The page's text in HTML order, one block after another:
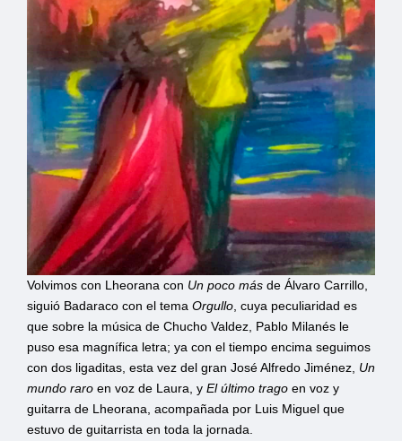
Volvimos con Lheorana con Un poco más de Álvaro Carrillo,
siguió Badaraco con el tema Orgullo , cuya peculiaridad es
que sobre la música de Chucho Valdez, Pablo Milanés le
puso esa magnífica letra; ya con el tiempo encima seguimos
con dos ligaditas, esta vez del gran José Alfredo Jiménez, Un
mundo raro en voz de Laura, y El último trago en voz y
guitarra de Lheorana, acompañada por Luis Miguel que
estuvo de guitarrista en toda la jornada.